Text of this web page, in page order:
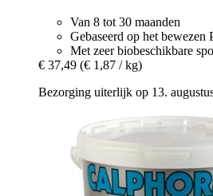
Van 8 tot 30 maanden
Gebaseerd op het bewezen
Met zeer biobeschikbare
€ 37,49 (€ 1,87 / kg)
Bezorging uiterlijk op 13.